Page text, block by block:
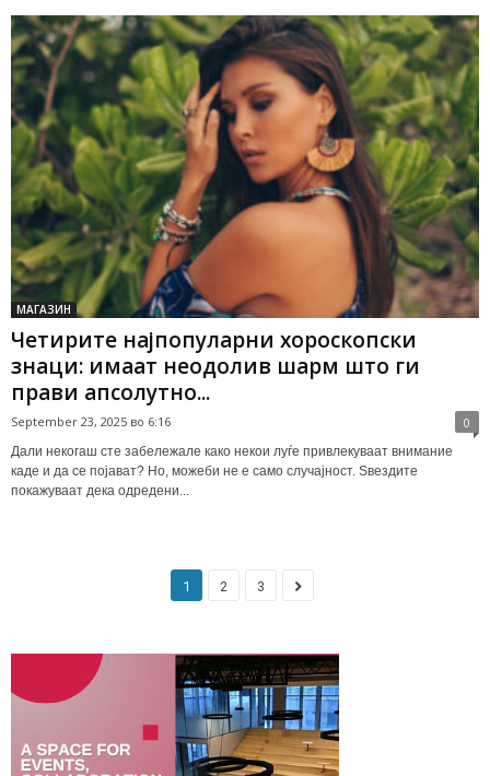
МАГАЗИН
Четирите најпопуларни хороскопски
знаци: имаат неодолив шарм што ги
прави апсолутно...
September 23, 2025 во 6:16 0
Дали некогаш сте забележале како некои луѓе привлекуваат внимание
каде и да се појават? Но, можеби не е само случајност. Ѕвездите
покажуваат дека одредени...
1 2 3